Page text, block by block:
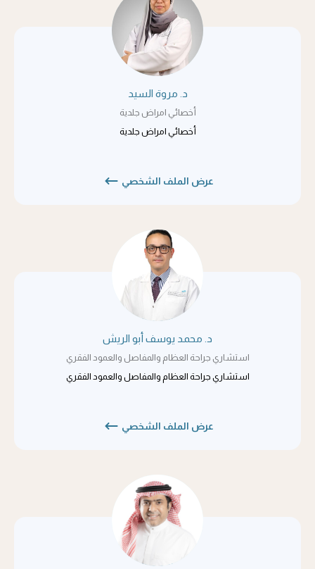
د. مروة السيد
أخصائي امراض جلدية
أخصائي امراض جلدية
عرض الملف الشخصي
د. محمد يوسف أبو الريش
استشاري جراحة العظام والمفاصل والعمود الفقري
استشاري جراحة العظام والمفاصل والعمود الفقري
عرض الملف الشخصي